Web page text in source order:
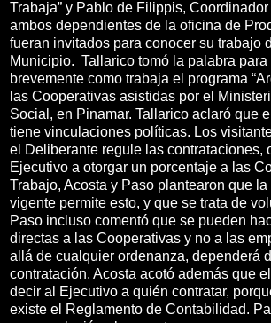
Trabaja” y Pablo de Filippis,
ambos dependientes de la oficina de
fueran invitados para conocer su trabajo
Municipio. Tallarico tomó la palabra
brevemente como trabaja el programa
las Cooperativas asistidas por el
Social, en Pinamar. Tallarico aclaró que
tiene vinculaciones políticas. Los
el Deliberante regule las contrataciones,
Ejecutivo a otorgar un porcentaje a las
Trabajo, Acosta y Paso plantearon que
vigente permite esto, y que se trata de
Paso incluso comentó que se pueden
directas a las Cooperativas y no a las
allá de cualquier ordenanza, dependerá
contratación. Acosta acotó además que
decir al Ejecutivo a quién contratar,
existe el Reglamento de Contabilidad.